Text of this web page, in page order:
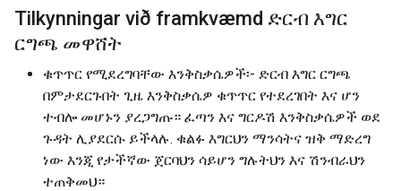
Tilkynningar við framkvæmd ድርብ እግር
ርግጫ መዋሸት
ቁጥጥር የሚደረግባቸው እንቅስቃሴዎች፡- ድርብ እግር ርግጫ
በምታደርጉበት ጊዜ እንቅስቃሴዎ ቁጥጥር የተደረገበት እና ሆን
ተብሎ መሆኑን ያረጋግጡ። ፈጣን እና ግርዶሽ እንቅስቃሴዎች ወደ
ጉዳት ሊያደርሱ ይችላሉ. ቁልፉ እግርህን ማንሳትና ዝቅ ማድረግ
ነው እንጂ የታችኛው ጀርባህን ሳይሆን ግሉትህን እና ሽንብራህን
ተጠቅመህ።